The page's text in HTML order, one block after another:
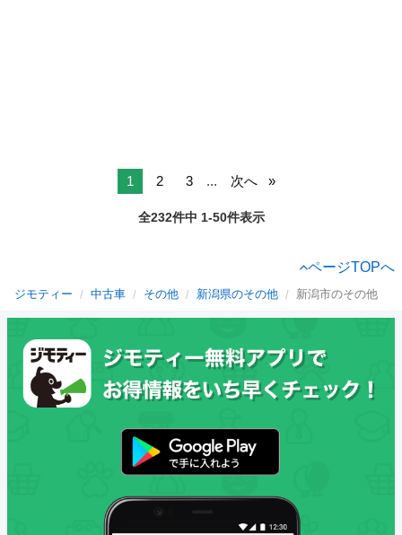
1 2 3 ... 次へ
全232件中 1-50件表示
ページTOPへ
ジモティー 中古車 その他 新潟県のその他 新潟市のその他